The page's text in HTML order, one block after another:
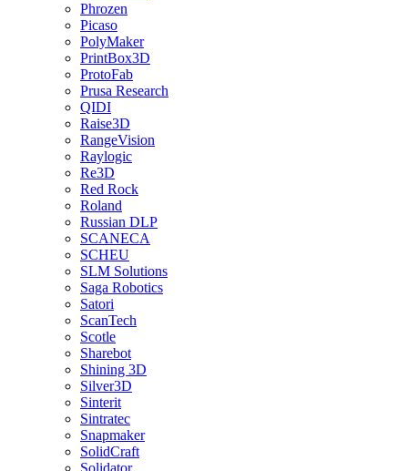
Phrozen
Picaso
PolyMaker
PrintBox3D
ProtoFab
Prusa Research
QIDI
Raise3D
RangeVision
Raylogic
Re3D
Red Rock
Roland
Russian DLP
SCANECA
SCHEU
SLM Solutions
Saga Robotics
Satori
ScanTech
Scotle
Sharebot
Shining 3D
Silver3D
Sinterit
Sintratec
Snapmaker
SolidCraft
Solidator